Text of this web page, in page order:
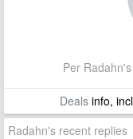
Per
Dealsinfo,
Radahn's recent replies